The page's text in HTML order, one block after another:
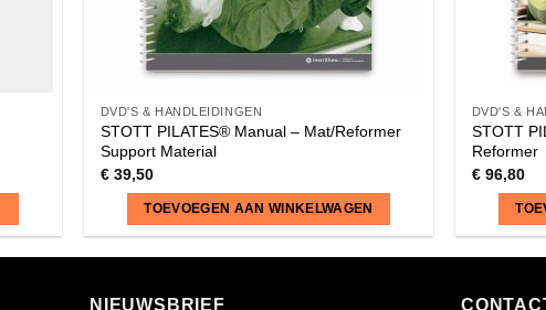
DVD'S & HANDLEIDINGEN
STOTT PILATES® Manual – Mat/Reformer
Support Material
€39,50
TOEVOEGEN AAN WINKELWAGEN
DVD'S &
STOTT
Reformer
€96,80
NIEUWSBRIEF